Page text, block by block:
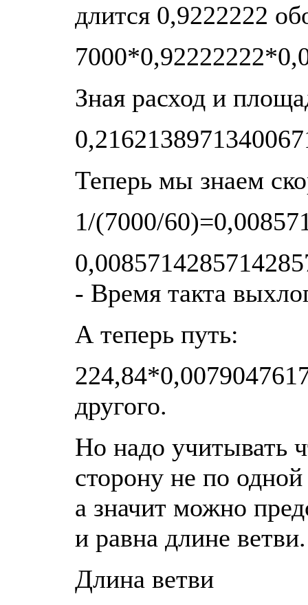
длится 0,9222222
Зная расход и
Теперь мы знаем
1/(7000/
- Время такта
А теперь путь:
другого.
Но надо учитывать
сторону не по
а значит можно
и равна длине ветви.
Длина ветви